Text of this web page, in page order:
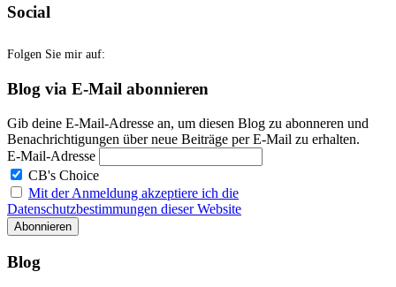
Social
Folgen Sie mir auf:
Blog via E-Mail abonnieren
Gib deine E-Mail-Adresse an, um diesen Blog zu abonneren und
Benachrichtigungen über neue Beiträge per E-Mail zu erhalten.
E-Mail-Adresse
CB's Choice
Mit der Anmeldung akzeptiere ich die
Datenschutzbestimmungen dieser Website
Blog